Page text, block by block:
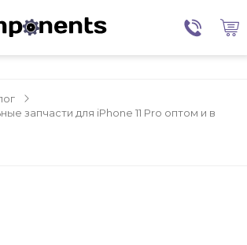
запчасти для iPhone 11 Pro оптом и в